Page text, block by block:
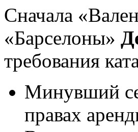
Сначала
«Барселоны»
требования
Минувший
правах